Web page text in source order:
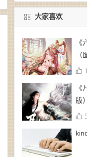
大家喜欢
《
玉
《
版